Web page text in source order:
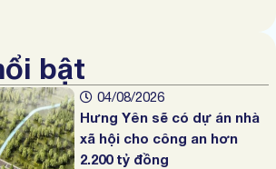
bật
04/08/2026
Hưng Yên sẽ có dự án nhà
xã hội cho công an hơn
2.200 tỷ đồng